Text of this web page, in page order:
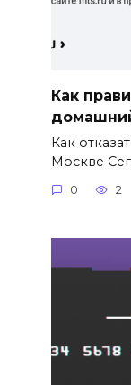
Как
Как
Москве
0 2